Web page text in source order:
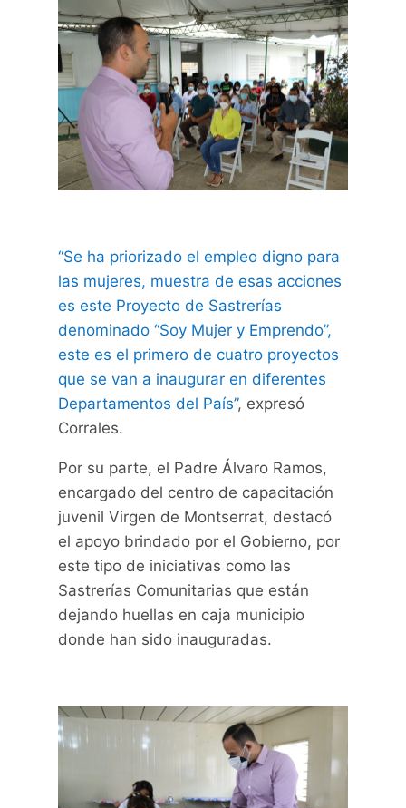
“Se ha priorizado el empleo digno para
las mujeres, muestra de esas acciones
es este Proyecto de Sastrerías
denominado “Soy Mujer y Emprendo”,
este es el primero de cuatro proyectos
que se van a inaugurar en diferentes
Departamentos del País”, expresó
Corrales.
Por su parte, el Padre Álvaro Ramos,
encargado del centro de capacitación
juvenil Virgen de Montserrat, destacó
el apoyo brindado por el Gobierno, por
este tipo de iniciativas como las
Sastrerías Comunitarias que están
dejando huellas en caja municipio
donde han sido inauguradas.